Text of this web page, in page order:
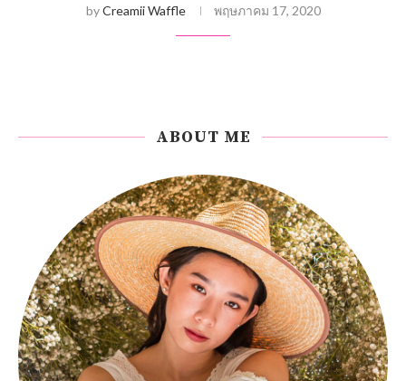
byCreamii Waffle พฤษภาคม 17, 2020
ABOUT ME